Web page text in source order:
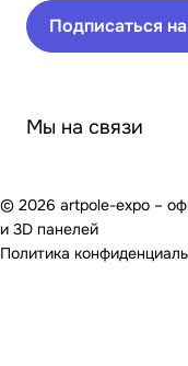
Подписаться
Мы на связи
© 2026 artpole-expo –
и 3D панелей
Политика